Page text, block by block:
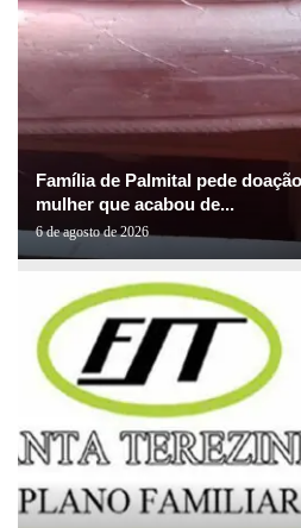
Família de Palmital pede
mulher que acabou de...
6 de agosto de 2026